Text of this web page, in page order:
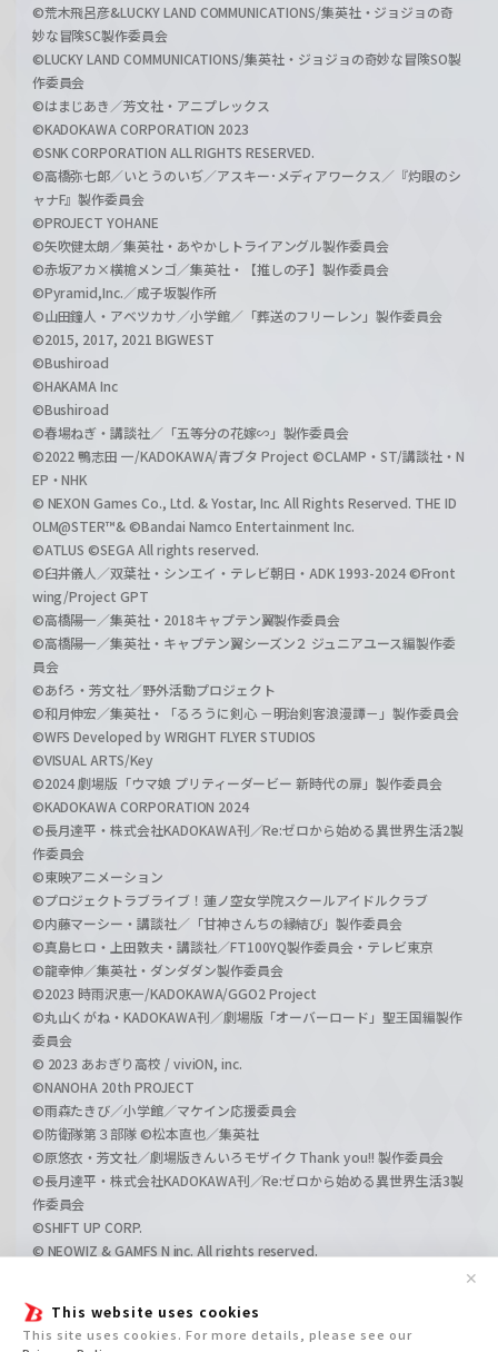
This website uses cookies
This site uses cookies. For more details, please see our
✕
©荒木飛呂彦&LUCKY LAND COMMUNICATIONS/集英社・ジョジョの奇
妙な冒険SC製作委員会
©LUCKY LAND COMMUNICATIONS/集英社・ジョジョの奇妙な冒険SO製
作委員会
©はまじあき／芳文社・アニプレックス
©KADOKAWA CORPORATION 2023
©SNK CORPORATION ALL RIGHTS RESERVED.
©高橋弥七郎／いとうのいぢ／アスキー･メディアワークス／『灼眼のシ
ャナF』製作委員会
©PROJECT YOHANE
©矢吹健太朗／集英社・あやかしトライアングル製作委員会
©赤坂アカ×横槍メンゴ／集英社・【推しの子】製作委員会
©Pyramid,Inc.／成子坂製作所
©山田鐘人・アベツカサ／小学館／「葬送のフリーレン」製作委員会
©2015, 2017, 2021 BIGWEST
©Bushiroad
©HAKAMA Inc
©Bushiroad
©春場ねぎ・講談社／「五等分の花嫁∽」製作委員会
©2022 鴨志田 一/KADOKAWA/青ブタ Project ©CLAMP・ST/講談社・N
EP・NHK
© NEXON Games Co., Ltd. & Yostar, Inc. All Rights Reserved. THE ID
OLM@STER™& ©Bandai Namco Entertainment Inc.
©ATLUS ©SEGA All rights reserved.
©臼井儀人／双葉社・シンエイ・テレビ朝日・ADK 1993-2024 ©Front
wing/Project GPT
©高橋陽一／集英社・2018キャプテン翼製作委員会
©高橋陽一／集英社・キャプテン翼シーズン２ ジュニアユース編製作委
員会
©あfろ・芳文社／野外活動プロジェクト
©和月伸宏／集英社・「るろうに剣心 －明治剣客浪漫譚－」製作委員会
©WFS Developed by WRIGHT FLYER STUDIOS
©VISUAL ARTS/Key
©2024 劇場版「ウマ娘 プリティーダービー 新時代の扉」製作委員会
©KADOKAWA CORPORATION 2024
©長月達平・株式会社KADOKAWA刊／Re:ゼロから始める異世界生活2製
作委員会
©東映アニメーション
©プロジェクトラブライブ！蓮ノ空女学院スクールアイドルクラブ
©内藤マーシー・講談社／「甘神さんちの縁結び」製作委員会
©真島ヒロ・上田敦夫・講談社／FT100YQ製作委員会・テレビ東京
©龍幸伸／集英社・ダンダダン製作委員会
©2023 時雨沢恵一/KADOKAWA/GGO2 Project
©丸山くがね・KADOKAWA刊／劇場版「オーバーロード」聖王国編製作
委員会
© 2023 あおぎり高校 / viviON, inc.
©NANOHA 20th PROJECT
©雨森たきび／小学館／マケイン応援委員会
©防衛隊第３部隊 ©松本直也／集英社
©原悠衣・芳文社／劇場版きんいろモザイク Thank you!! 製作委員会
©長月達平・株式会社KADOKAWA刊／Re:ゼロから始める異世界生活3製
作委員会
©SHIFT UP CORP.
© NEOWIZ & GAMFS N inc. All rights reserved.
©GIRLS und PANZER Film Projekt
©GIRLS und PANZER Finale Projekt